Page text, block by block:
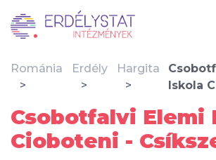
Románia Erdély Hargita
Iskola
Csobotfalvi Elemi
Cioboteni -